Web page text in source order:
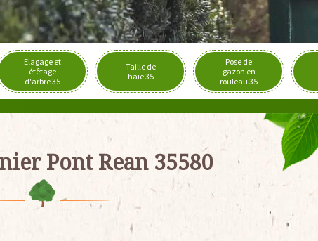
Elagage et
étêtage
d'arbre 35
Taille de
haie 35
Pose de
gazon en
rouleau 35
Pont Rean 35580